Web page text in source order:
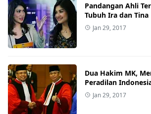
Pandangan Ahli
Tubuh Ira dan Tina
Jan 29, 2017
Dua Hakim MK, Mencoreng Wajah
Peradilan
Jan 29, 2017